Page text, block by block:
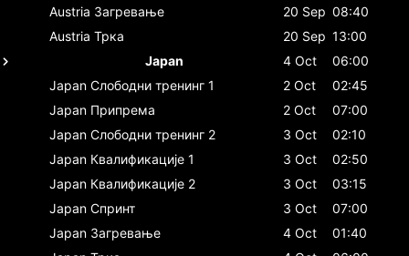
Austria Загревање 20 Sep 08:40
Austria Трка 20 Sep 13:00
Japan
4 Oct
06:00
Japan Слободни тренинг 1 2 Oct
02:45
Japan Припрема 2 Oct
07:00
Japan Слободни тренинг 2 3 Oct
02:10
Japan Квалификације 1 3 Oct
02:50
Japan Квалификације 2 3 Oct
03:15
Japan Спринт 3 Oct
07:00
Japan Загревање 4 Oct
01:40